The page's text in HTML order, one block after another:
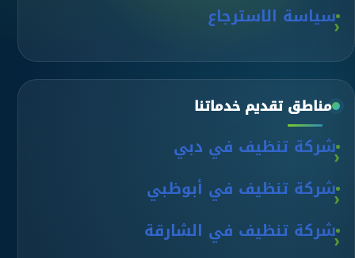
سياسة الاسترجاع
مناطق تقديم خدماتنا
شركة تنظيف في دبي
شركة تنظيف في أبوظبي
شركة تنظيف في الشارقة